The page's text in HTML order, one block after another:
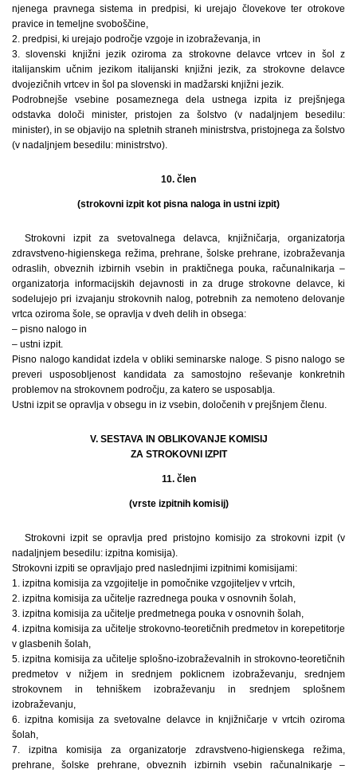
njenega pravnega sistema in predpisi, ki urejajo človekove ter otrokove
pravice in temeljne svoboščine,
2. predpisi, ki urejajo področje vzgoje in izobraževanja, in
3. slovenski knjižni jezik oziroma za strokovne delavce vrtcev in šol z
italijanskim učnim jezikom italijanski knjižni jezik, za strokovne delavce
dvojezičnih vrtcev in šol pa slovenski in madžarski knjižni jezik.
Podrobnejše vsebine posameznega dela ustnega izpita iz prejšnjega
odstavka določi minister, pristojen za šolstvo (v nadaljnjem besedilu:
minister), in se objavijo na spletnih straneh ministrstva, pristojnega za šolstvo
(v nadaljnjem besedilu: ministrstvo).
10. člen
(strokovni izpit kot pisna naloga in ustni izpit)
Strokovni izpit za svetovalnega delavca, knjižničarja, organizatorja
zdravstveno-higienskega režima, prehrane, šolske prehrane, izobraževanja
odraslih, obveznih izbirnih vsebin in praktičnega pouka, računalnikarja –
organizatorja informacijskih dejavnosti in za druge strokovne delavce, ki
sodelujejo pri izvajanju strokovnih nalog, potrebnih za nemoteno delovanje
vrtca oziroma šole, se opravlja v dveh delih in obsega:
– pisno nalogo in
– ustni izpit.
Pisno nalogo kandidat izdela v obliki seminarske naloge. S pisno nalogo se
preveri usposobljenost kandidata za samostojno reševanje konkretnih
problemov na strokovnem področju, za katero se usposablja.
Ustni izpit se opravlja v obsegu in iz vsebin, določenih v prejšnjem členu.
V. SESTAVA IN OBLIKOVANJE KOMISIJ
ZA STROKOVNI IZPIT
11. člen
(vrste izpitnih komisij)
Strokovni izpit se opravlja pred pristojno komisijo za strokovni izpit (v
nadaljnjem besedilu: izpitna komisija).
Strokovni izpiti se opravljajo pred naslednjimi izpitnimi komisijami:
1. izpitna komisija za vzgojitelje in pomočnike vzgojiteljev v vrtcih,
2. izpitna komisija za učitelje razrednega pouka v osnovnih šolah,
3. izpitna komisija za učitelje predmetnega pouka v osnovnih šolah,
4. izpitna komisija za učitelje strokovno-teoretičnih predmetov in korepetitorje
v glasbenih šolah,
5. izpitna komisija za učitelje splošno-izobraževalnih in strokovno-teoretičnih
predmetov v nižjem in srednjem poklicnem izobraževanju, srednjem
strokovnem in tehniškem izobraževanju in srednjem splošnem
izobraževanju,
6. izpitna komisija za svetovalne delavce in knjižničarje v vrtcih oziroma
šolah,
7. izpitna komisija za organizatorje zdravstveno-higienskega režima,
prehrane, šolske prehrane, obveznih izbirnih vsebin računalnikarje –